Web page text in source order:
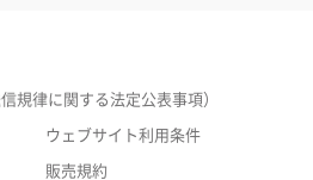
規律に関する法定公表事項）
ウェブサイト利用条件
販売規約